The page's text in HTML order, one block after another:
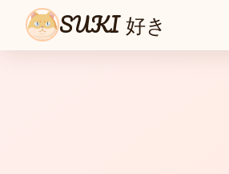
SUKI 好き